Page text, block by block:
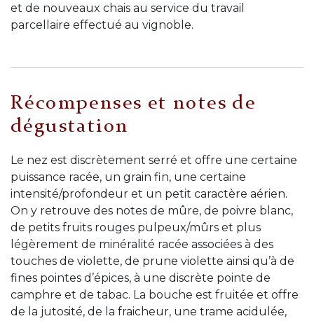
et de nouveaux chais au service du travail
parcellaire effectué au vignoble.
Récompenses et notes de
dégustation
Le nez est discrètement serré et offre une certaine
puissance racée, un grain fin, une certaine
intensité/profondeur et un petit caractère aérien.
On y retrouve des notes de mûre, de poivre blanc,
de petits fruits rouges pulpeux/mûrs et plus
légèrement de minéralité racée associées à des
touches de violette, de prune violette ainsi qu’à de
fines pointes d’épices, à une discrète pointe de
camphre et de tabac. La bouche est fruitée et offre
de la jutosité, de la fraicheur, une trame acidulée,